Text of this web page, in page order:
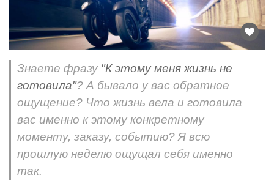
Знаете фразу "К этому меня жизнь не
готовила"? А бывало у вас обратное
ощущение? Что жизнь вела и готовила
вас именно к этому конкретному
моменту, заказу, событию? Я всю
прошлую неделю ощущал себя именно
так.